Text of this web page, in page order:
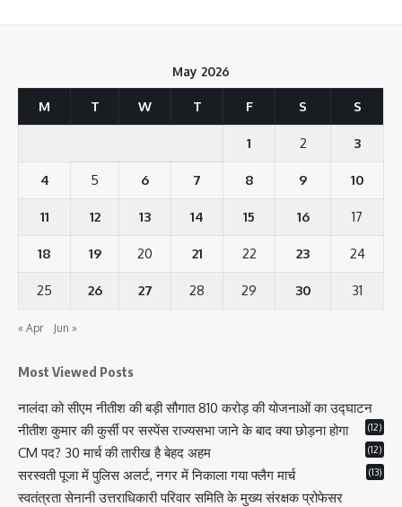
May 2026
M T W T F S S
1 2 3
4 5 6 7 8 9 10
11 12 13 14 15 16 17
18 19 20 21 22 23 24
25 26 27 28 29 30 31
« Apr Jun »
Most Viewed Posts
नालंदा को सीएम नीतीश की बड़ी सौगात 810 करोड़ की योजनाओं का उद्घाटन
(12)
नीतीश कुमार की कुर्सी पर सस्पेंस राज्यसभा जाने के बाद क्या छोड़ना होगा
CM पद? 30 मार्च की तारीख है बेहद अहम
(12)
सरस्वती पूजा में पुलिस अलर्ट, नगर में निकाला गया फ्लैग मार्च (13)
स्वतंत्रता सेनानी उत्तराधिकारी परिवार समिति के मुख्य संरक्षक प्रोफेसर